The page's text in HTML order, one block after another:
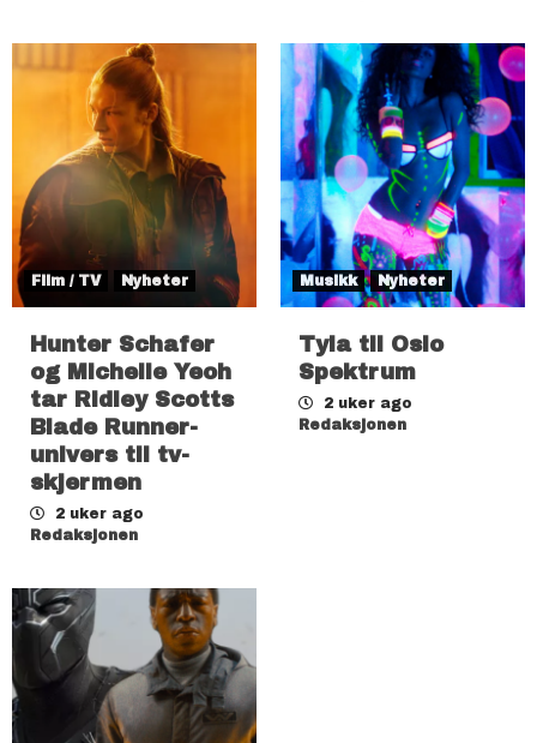
Film / TV Nyheter
Hunter Schafer
og Michelle Yeoh
tar Ridley Scotts
Blade Runner-
univers til tv-
skjermen
2 uker ago
Redaksjonen
Musikk Nyheter
Tyla til Oslo
Spektrum
2 uker ago
Redaksjonen